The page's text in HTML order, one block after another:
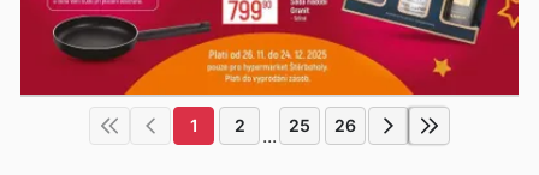
1 2 ... 25 26